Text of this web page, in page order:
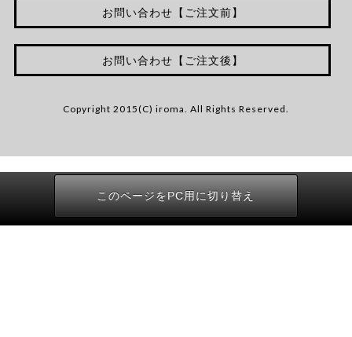
お問い合わせ【ご注文前】
お問い合わせ【ご注文後】
Copyright 2015(C) iroma. All Rights Reserved.
このページをPC用に切り替え